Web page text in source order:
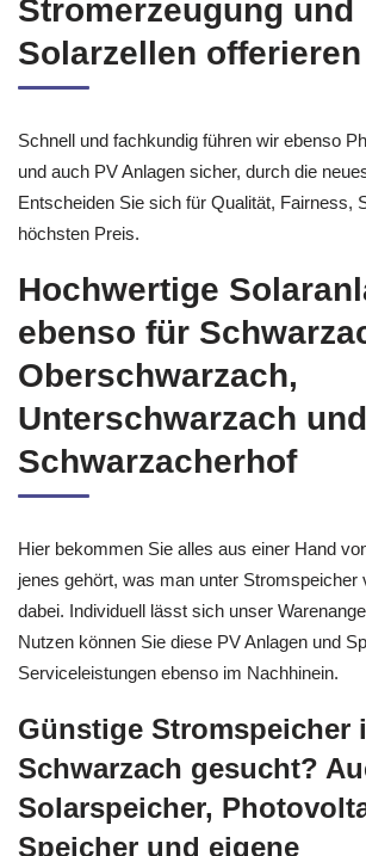
Stromerzeugung und
Solarzellen
Schnell und fachkundig führen wir ebenso
und auch PV Anlagen sicher, durch die
Entscheiden Sie sich für Qualität, Fairness,
höchsten Preis.
Hochwertige
ebenso für
Oberschwarzach,
Unterschwarzach und
Schwarzacherhof
Hier bekommen Sie alles aus einer Hand
jenes gehört, was man unter Stromspeicher
dabei. Individuell lässt sich unser
Nutzen können Sie diese PV Anlagen und
Serviceleistungen ebenso im Nachhinein.
Günstige Stromspeicher
Schwarzach gesucht?
Solarspeicher,
Speicher und eigene